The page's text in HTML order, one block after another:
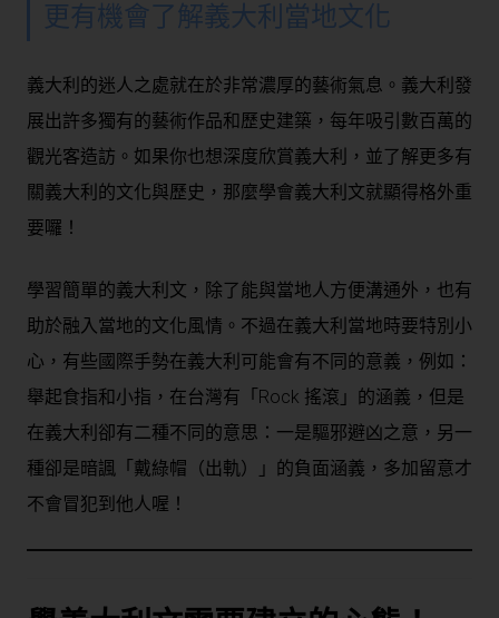
更有機會了解義大利當地文化
義大利的迷人之處就在於非常濃厚的藝術氣息。義大利發
展出許多獨有的藝術作品和歷史建築，每年吸引數百萬的
觀光客造訪。如果你也想深度欣賞義大利，並了解更多有
關義大利的文化與歷史，那麼學會義大利文就顯得格外重
要囉！
學習簡單的義大利文，除了能與當地人方便溝通外，也有
助於融入當地的文化風情。不過在義大利當地時要特別小
心，有些國際手勢在義大利可能會有不同的意義，例如：
舉起食指和小指，在台灣有「Rock 搖滾」的涵義，但是
在義大利卻有二種不同的意思：一是驅邪避凶之意，另一
種卻是暗諷「戴綠帽（出軌）」的負面涵義，多加留意才
不會冒犯到他人喔！